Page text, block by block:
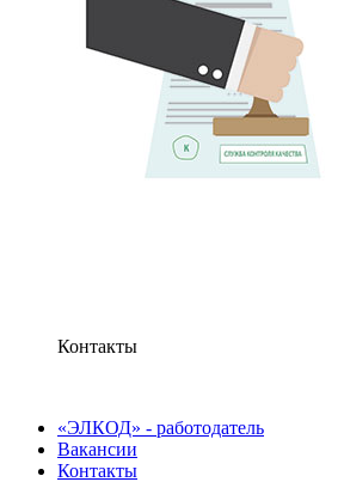
Контакты
«ЭЛКОД» - работодатель
Вакансии
Контакты